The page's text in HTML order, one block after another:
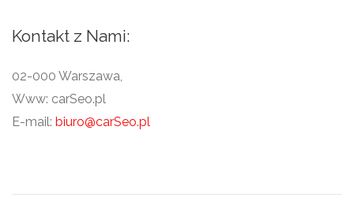
Kontakt z Nami:
02-000 Warszawa,
Www: carSeo.pl
E-mail: biuro@carSeo.pl